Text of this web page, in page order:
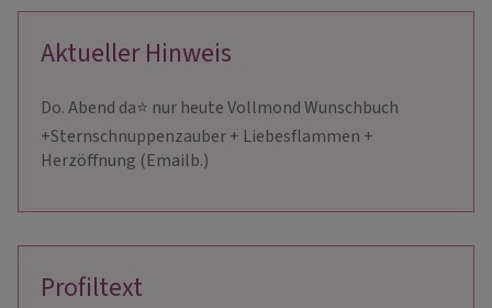
Aktueller Hinweis
Do. Abend da⭐ nur heute Vollmond Wunschbuch
+Sternschnuppenzauber + Liebesflammen +
Herzöffnung (Emailb.)
Profiltext